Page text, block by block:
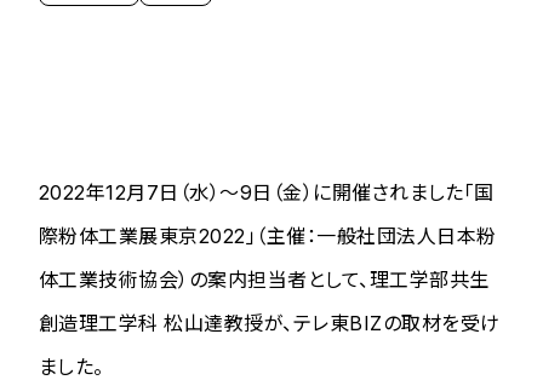
2022年12月7日（水）～9日（金）に開催されました「国
際粉体工業展東京2022」（主催：一般社団法人日本粉
体工業技術協会）の案内担当者として、理工学部共生
創造理工学科 松山達教授が、テレ東BIZの取材を受け
ました。